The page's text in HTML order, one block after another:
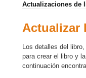
Actualizaciones de
Actualizar
Los detalles del
para crear el libro y
continuación